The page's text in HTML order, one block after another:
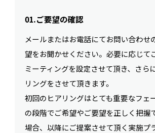
01.ご要望の確認
メールまたはお電話にてお問い合わせ
望をお聞かせください。必要に応じて
ミーティングを設定させて頂き、さら
リングをさせて頂きます。
初回のヒアリングはとても重要なフェ
の段階でご希望やご要望を正しく把握
場合、以降にご提案させて頂く実施プ